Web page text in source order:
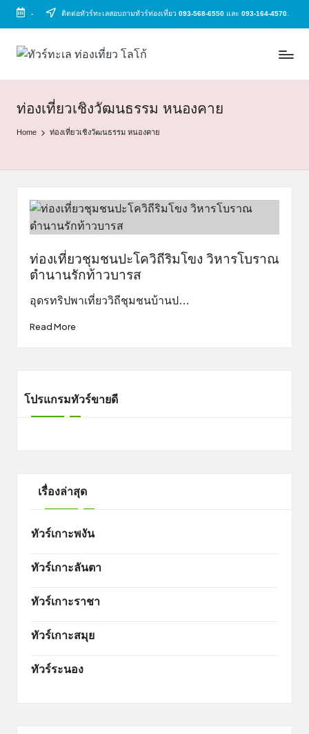
Skip
- ติดต่อทัวร์ทะเลสอบถามทัวร์ท่องเที่ยว093-568-6550 และ093-164-4570
ทั
ว
ร์
ท
เ
ล
ทัวร์
ถูก
|
เที่ยว
ทะเล
สวย
ไทย
ท่องเที่ยวเชิงวัฒนธรรม หนองคาย
Home ท่องเที่ยวเชิงวัฒนธรรม หนองคาย
ท่องเที่ยวชุมชนปะโควิถีริมโขง วิหารโบราณ
ตำนานรักท้าวบารส
อุดรทริปพาเที่ยววิถีชุมชนบ้านป…
Read More
โปรแกรมทัวร์ขายดี
เรื่องล่าสุด
ทัวร์เกาะพงัน
ทัวร์เกาะลันตา
ทัวร์เกาะราชา
ทัวร์เกาะสมุย
ทัวร์ระนอง